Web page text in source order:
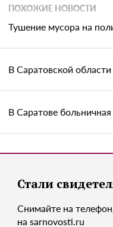
ПОХОЖИЕ НОВОСТИ
Тушение мусора на
В Саратовской
В Саратове
Стали
Снимайте на
на sarnovosti.ru